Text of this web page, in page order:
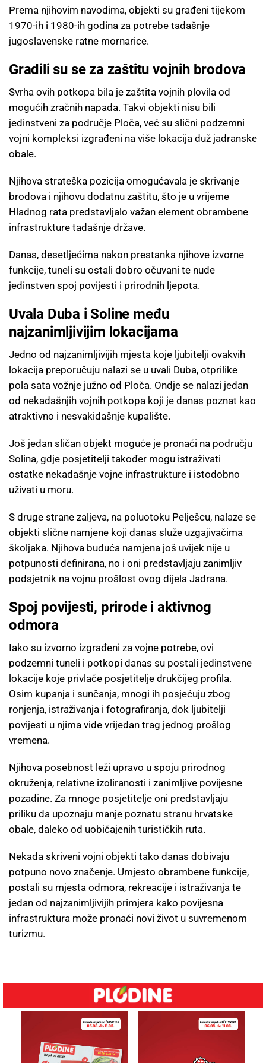
Prema njihovim navodima, objekti su građeni tijekom
1970-ih i 1980-ih godina za potrebe tadašnje
jugoslavenske ratne mornarice.
Gradili su se za zaštitu vojnih brodova
Svrha ovih potkopa bila je zaštita vojnih plovila od
mogućih zračnih napada. Takvi objekti nisu bili
jedinstveni za područje Ploča, već su slični podzemni
vojni kompleksi izgrađeni na više lokacija duž jadranske
obale.
Njihova strateška pozicija omogućavala je skrivanje
brodova i njihovu dodatnu zaštitu, što je u vrijeme
Hladnog rata predstavljalo važan element obrambene
infrastrukture tadašnje države.
Danas, desetljećima nakon prestanka njihove izvorne
funkcije, tuneli su ostali dobro očuvani te nude
jedinstven spoj povijesti i prirodnih ljepota.
Uvala Duba i Soline među
najzanimljivijim lokacijama
Jedno od najzanimljivijih mjesta koje ljubitelji ovakvih
lokacija preporučuju nalazi se u uvali Duba, otprilike
pola sata vožnje južno od Ploča. Ondje se nalazi jedan
od nekadašnjih vojnih potkopa koji je danas poznat kao
atraktivno i nesvakidašnje kupalište.
Još jedan sličan objekt moguće je pronaći na području
Solina, gdje posjetitelji također mogu istraživati
ostatke nekadašnje vojne infrastrukture i istodobno
uživati u moru.
S druge strane zaljeva, na poluotoku Pelješcu, nalaze se
objekti slične namjene koji danas služe uzgajivačima
školjaka. Njihova buduća namjena još uvijek nije u
potpunosti definirana, no i oni predstavljaju zanimljiv
podsjetnik na vojnu prošlost ovog dijela Jadrana.
Spoj povijesti, prirode i aktivnog
odmora
Iako su izvorno izgrađeni za vojne potrebe, ovi
podzemni tuneli i potkopi danas su postali jedinstvene
lokacije koje privlače posjetitelje drukčijeg profila.
Osim kupanja i sunčanja, mnogi ih posjećuju zbog
ronjenja, istraživanja i fotografiranja, dok ljubitelji
povijesti u njima vide vrijedan trag jednog prošlog
vremena.
Njihova posebnost leži upravo u spoju prirodnog
okruženja, relativne izoliranosti i zanimljive povijesne
pozadine. Za mnoge posjetitelje oni predstavljaju
priliku da upoznaju manje poznatu stranu hrvatske
obale, daleko od uobičajenih turističkih ruta.
Nekada skriveni vojni objekti tako danas dobivaju
potpuno novo značenje. Umjesto obrambene funkcije,
postali su mjesta odmora, rekreacije i istraživanja te
jedan od najzanimljivijih primjera kako povijesna
infrastruktura može pronaći novi život u suvremenom
turizmu.